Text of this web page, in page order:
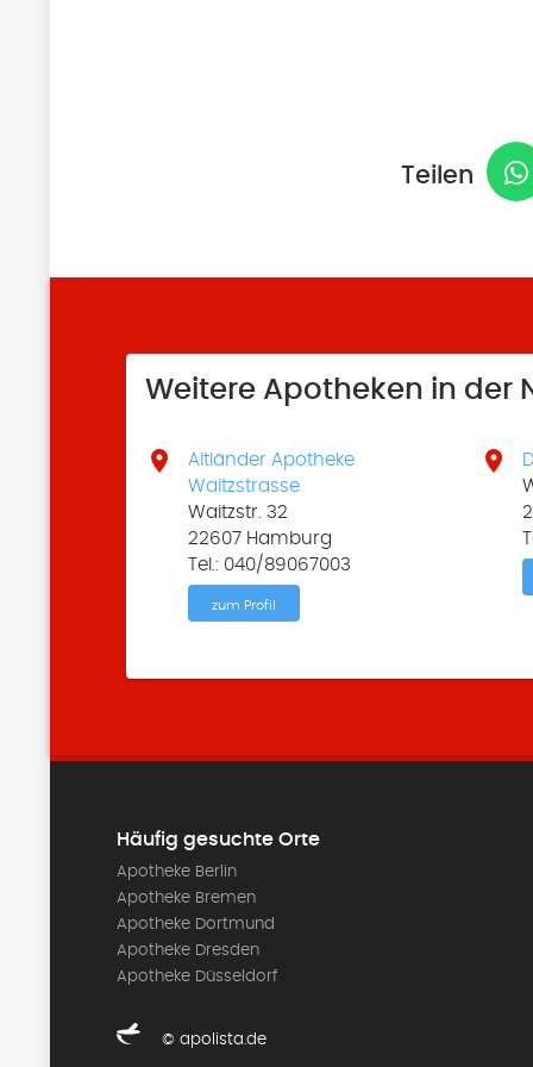
Teilen
Weitere Apotheken in der

Altländer Apotheke
Waitzstrasse
Waitzstr. 32
22607 Hamburg
Tel.: 040/89067003
zum Profil

Häufig gesuchte Orte
Apotheke Berlin
Apotheke Bremen
Apotheke Dortmund
Apotheke Dresden
Apotheke Düsseldorf
© apolista.de